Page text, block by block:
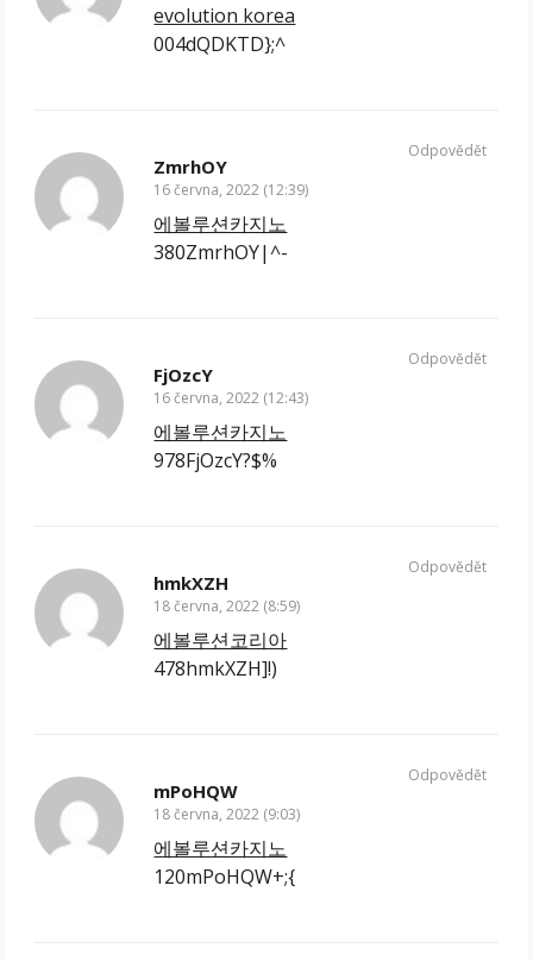
evolution korea
004dQDKTD};^
ZmrhOY
16 června, 2022 (12:39)
에볼루션카지노
380ZmrhOY|^-
Odpovědět
FjOzcY
16 června, 2022 (12:43)
에볼루션카지노
978FjOzcY?$%
Odpovědět
hmkXZH
18 června, 2022 (8:59)
에볼루션코리아
478hmkXZH]!)
Odpovědět
mPoHQW
18 června, 2022 (9:03)
에볼루션카지노
120mPoHQW+;{
Odpovědět